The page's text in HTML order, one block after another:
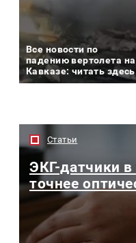
Все новости по
падению вертолета на
Кавказе: читать здесь
Статьи
ЭКГ-датчики
точнее